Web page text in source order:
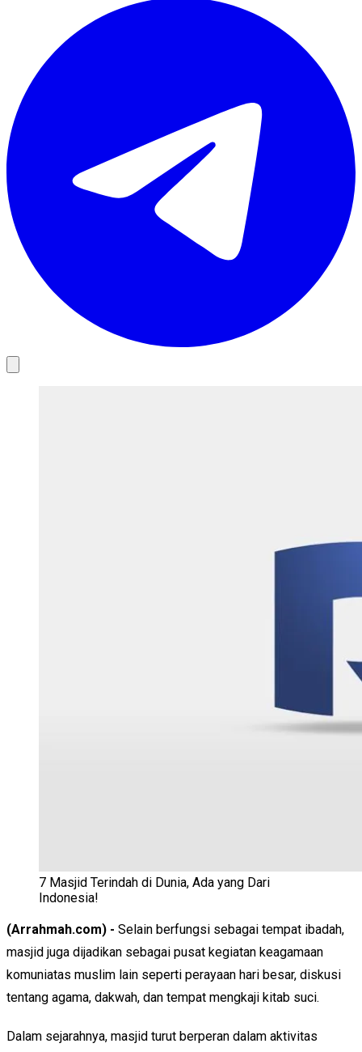
7 Masjid Terindah di Dunia, Ada yang Dari
Indonesia!
(Arrahmah.com) - Selain berfungsi sebagai tempat ibadah,
masjid juga dijadikan sebagai pusat kegiatan keagamaan
komuniatas muslim lain seperti perayaan hari besar, diskusi
tentang agama, dakwah, dan tempat mengkaji kitab suci.
Dalam sejarahnya, masjid turut berperan dalam aktivitas